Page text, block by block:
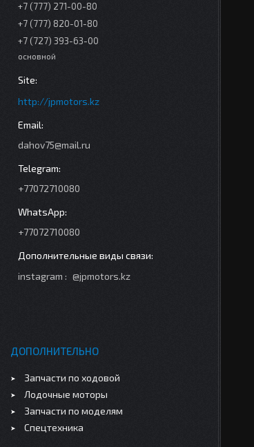
+7 (777) 271-00-80
+7 (777) 820-01-80
+7 (727) 393-63-00
основной
http://jpmotors.kz
dahov75@mail.ru
+77072710080
+77072710080
instagram @jpmotors.kz
ДОПОЛНИТЕЛЬНО
Запчасти по ходовой
Лодочные моторы
Запчасти по моделям
Спецтехника